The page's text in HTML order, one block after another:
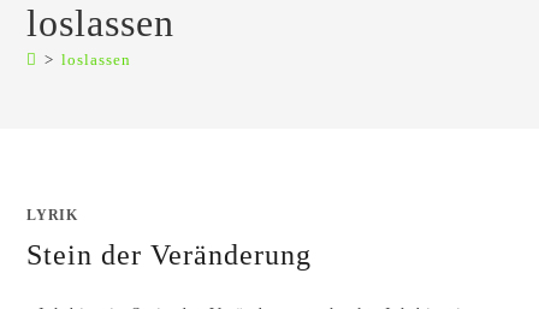
loslassen
> loslassen
LYRIK
Stein der Veränderung